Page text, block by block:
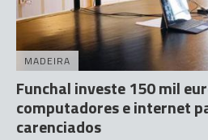
MADEIRA
Funchal investe 150 mil
computadores e internet
carenciados